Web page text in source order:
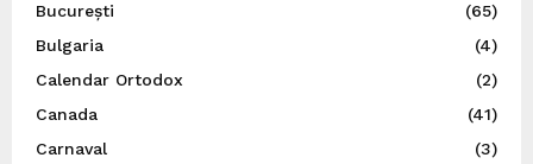
București
(65)
Bulgaria
(4)
Calendar Ortodox
(2)
Canada
(41)
Carnaval
(3)